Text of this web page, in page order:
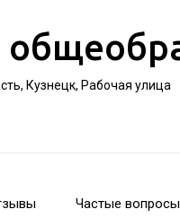
Кузнецк, Рабочая улица
Частые вопросы